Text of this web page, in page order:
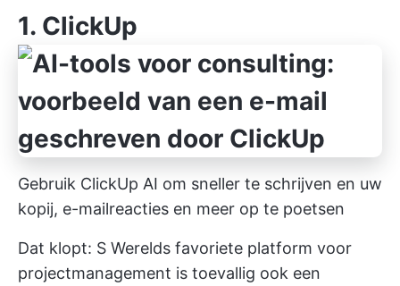
1. ClickUp
Gebruik ClickUp AI om sneller te schrijven en uw
kopij, e-mailreacties en meer op te poetsen
Dat klopt: S Werelds favoriete platform voor
projectmanagement is toevallig ook een